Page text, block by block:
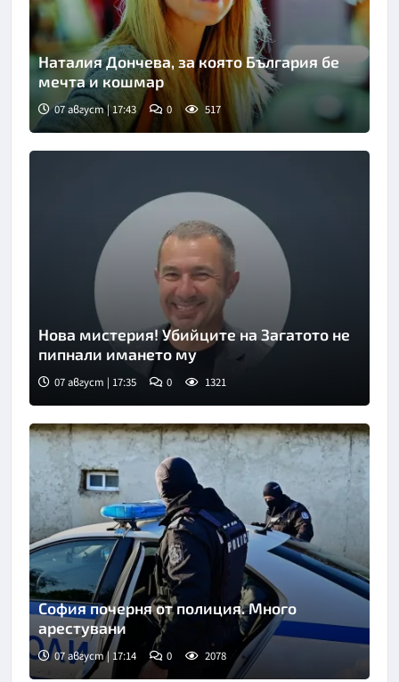
Наталия Дончева, за която България бе
мечта и кошмар
07 август | 17:43 0 517
Нова мистерия! Убийците на Загатото не
пипнали имането му
07 август | 17:35 0 1321
София почерня от полиция. Много
арестувани
07 август | 17:14 0 2078